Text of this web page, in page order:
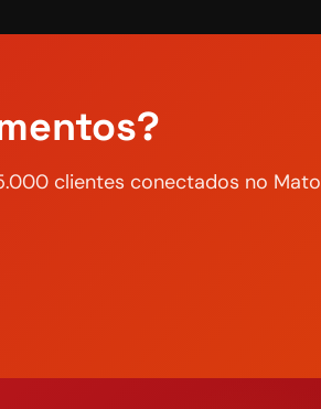
clientes conectados no Mato